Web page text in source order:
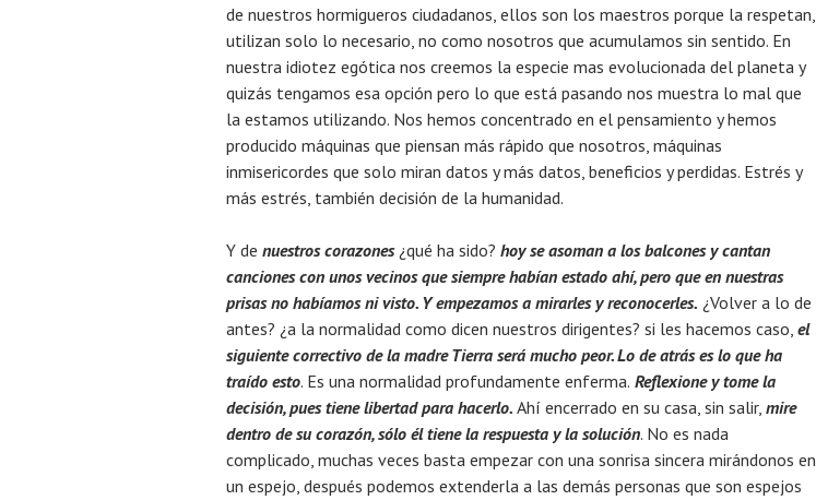
de nuestros hormigueros ciudadanos, ellos son los maestros porque la respetan,
utilizan solo lo necesario, no como nosotros que acumulamos sin sentido. En
nuestra idiotez egótica nos creemos la especie mas evolucionada del planeta y
quizás tengamos esa opción pero lo que está pasando nos muestra lo mal que
la estamos utilizando. Nos hemos concentrado en el pensamiento y hemos
producido máquinas que piensan más rápido que nosotros, máquinas
inmisericordes que solo miran datos y más datos, beneficios y perdidas. Estrés y
más estrés, también decisión de la humanidad.
Y de nuestros corazones¿qué ha sido? hoy se asoman a los balcones y cantan
canciones con unos vecinos que siempre habían estado ahí, pero que en nuestras
prisas no habíamos ni visto. Y empezamos a mirarles y reconocerles. ¿Volver a lo de
antes? ¿a la normalidad como dicen nuestros dirigentes? si les hacemos caso, el
siguiente correctivo de la madre Tierra será mucho peor. Lo de atrás es lo que ha
traído esto. Es una normalidad profundamente enferma. Reflexione y tome la
decisión, pues tiene libertad para hacerlo. Ahí encerrado en su casa, sin salir, mire
dentro de su corazón, sólo él tiene la respuesta y la solución. No es nada
complicado, muchas veces basta empezar con una sonrisa sincera mirándonos en
un espejo, después podemos extenderla a las demás personas que son espejos